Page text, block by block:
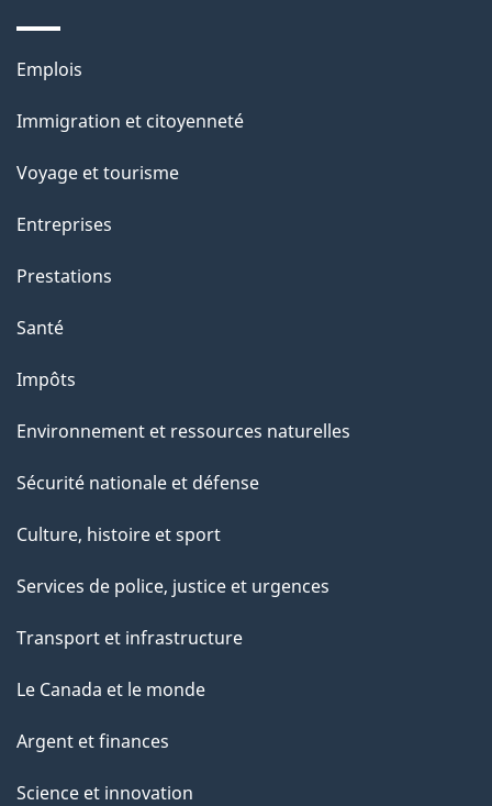
l
a
a
g
"
Thèmes
sujets
Emplois
Immigration et citoyenneté
Voyage et tourisme
Entreprises
Prestations
Santé
Impôts
Environnement et ressources naturelles
Sécurité nationale et défense
Culture, histoire et sport
Services de police, justice et urgences
Transport et infrastructure
Le Canada et le monde
Argent et finances
Science et innovation